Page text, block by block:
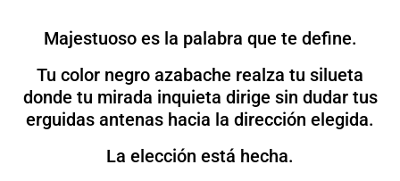
Majestuoso es la palabra que te define.
Tu color negro azabache realza tu silueta
donde tu mirada inquieta dirige sin dudar tus
erguidas antenas hacia la dirección elegida.
La elección está hecha.